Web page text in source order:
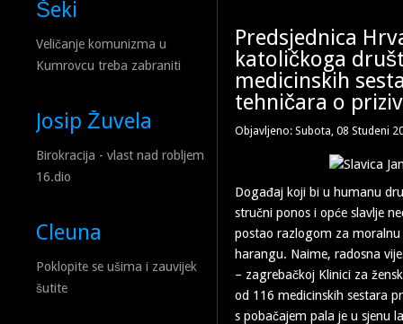
Šeki
Veličanje komunizma u
Kumrovcu treba zabraniti
Josip Žuvela
Birokracija - vlast nad robljem
16.dio
Cleuna
Poklopite se ušima i zauvijek
šutite
Predsjednica
katoličkoga
medicinskih
tehničara o
Objavljeno: Subota, 08 Studeni
Događaj koji bi u humanu
stručni ponos i opće slavlje
postao razlogom za moralnu
harangu. Naime, radosna
– zagrebačkoj Klinici za
od 116 medicinskih sestara
s pobačajem pala je u sjenu